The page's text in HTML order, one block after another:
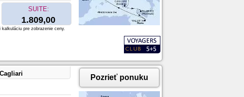
SUITE:
1.809,00
pre zobrazenie ceny.
Pozrieť ponuku